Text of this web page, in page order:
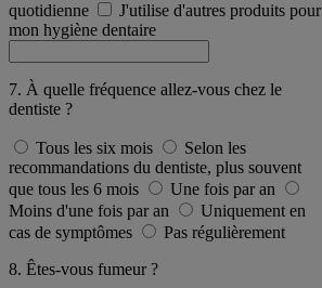
quotidienne
J'utilise d'autres produits pour
mon hygiène dentaire
7. À quelle fréquence allez-vous chez le
dentiste ?
Tous les six mois
Selon les
recommandations du dentiste, plus souvent
que tous les 6 mois
Une fois par an
Moins d'une fois par an
Uniquement en
cas de symptômes
Pas régulièrement
8. Êtes-vous fumeur ?